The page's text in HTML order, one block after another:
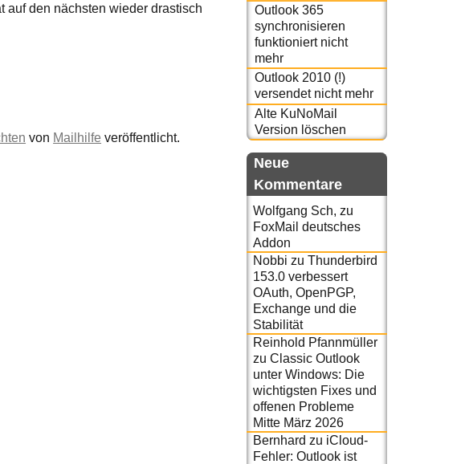
auf den nächsten wieder drastisch
von Mailhilfe veröffentlicht.
Outlook 365
synchronisieren
funktioniert nicht
mehr
Outlook 2010 (!)
versendet nicht mehr
Alte KuNoMail
Version löschen
Neue
Kommentare
Wolfgang Sch, zu
FoxMail deutsches
Addon
Nobbi zu Thunderbird
153.0 verbessert
OAuth, OpenPGP,
Exchange und die
Stabilität
Reinhold Pfannmüller
zu Classic Outlook
unter Windows: Die
wichtigsten Fixes und
offenen Probleme
Mitte März 2026
Bernhard zu iCloud-
Fehler: Outlook ist